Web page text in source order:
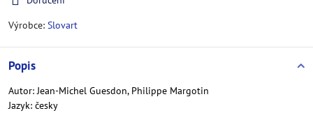
Výrobce: Slovart
Popis
Autor: Jean-Michel Guesdon, Philippe Margotin
Jazyk: česky